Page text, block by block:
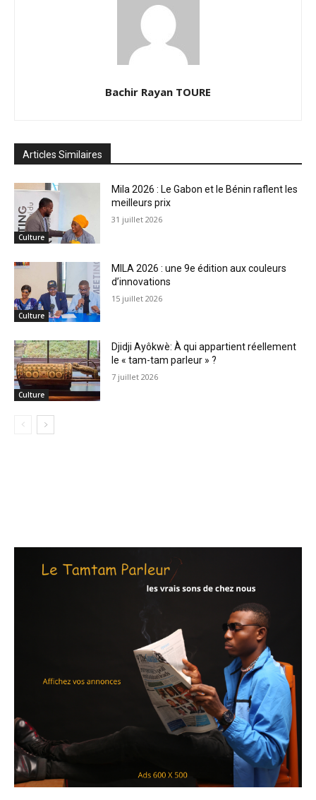
Bachir Rayan TOURE
Articles Similaires
Culture
Mila 2026 : Le Gabon et le Bénin raflent les
meilleurs prix
31 juillet 2026
Culture
MILA 2026 : une 9e édition aux couleurs
d’innovations
15 juillet 2026
Culture
Djidji Ayôkwè: À qui appartient réellement
le « tam-tam parleur » ?
7 juillet 2026